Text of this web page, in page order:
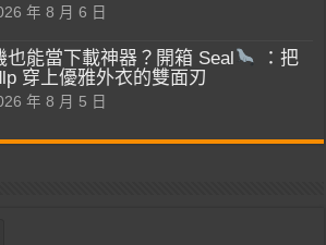
年 8 月 6 日
也能當下載神器？開箱 Seal
：把
穿上優雅外衣的雙面刃
年 8 月 5 日